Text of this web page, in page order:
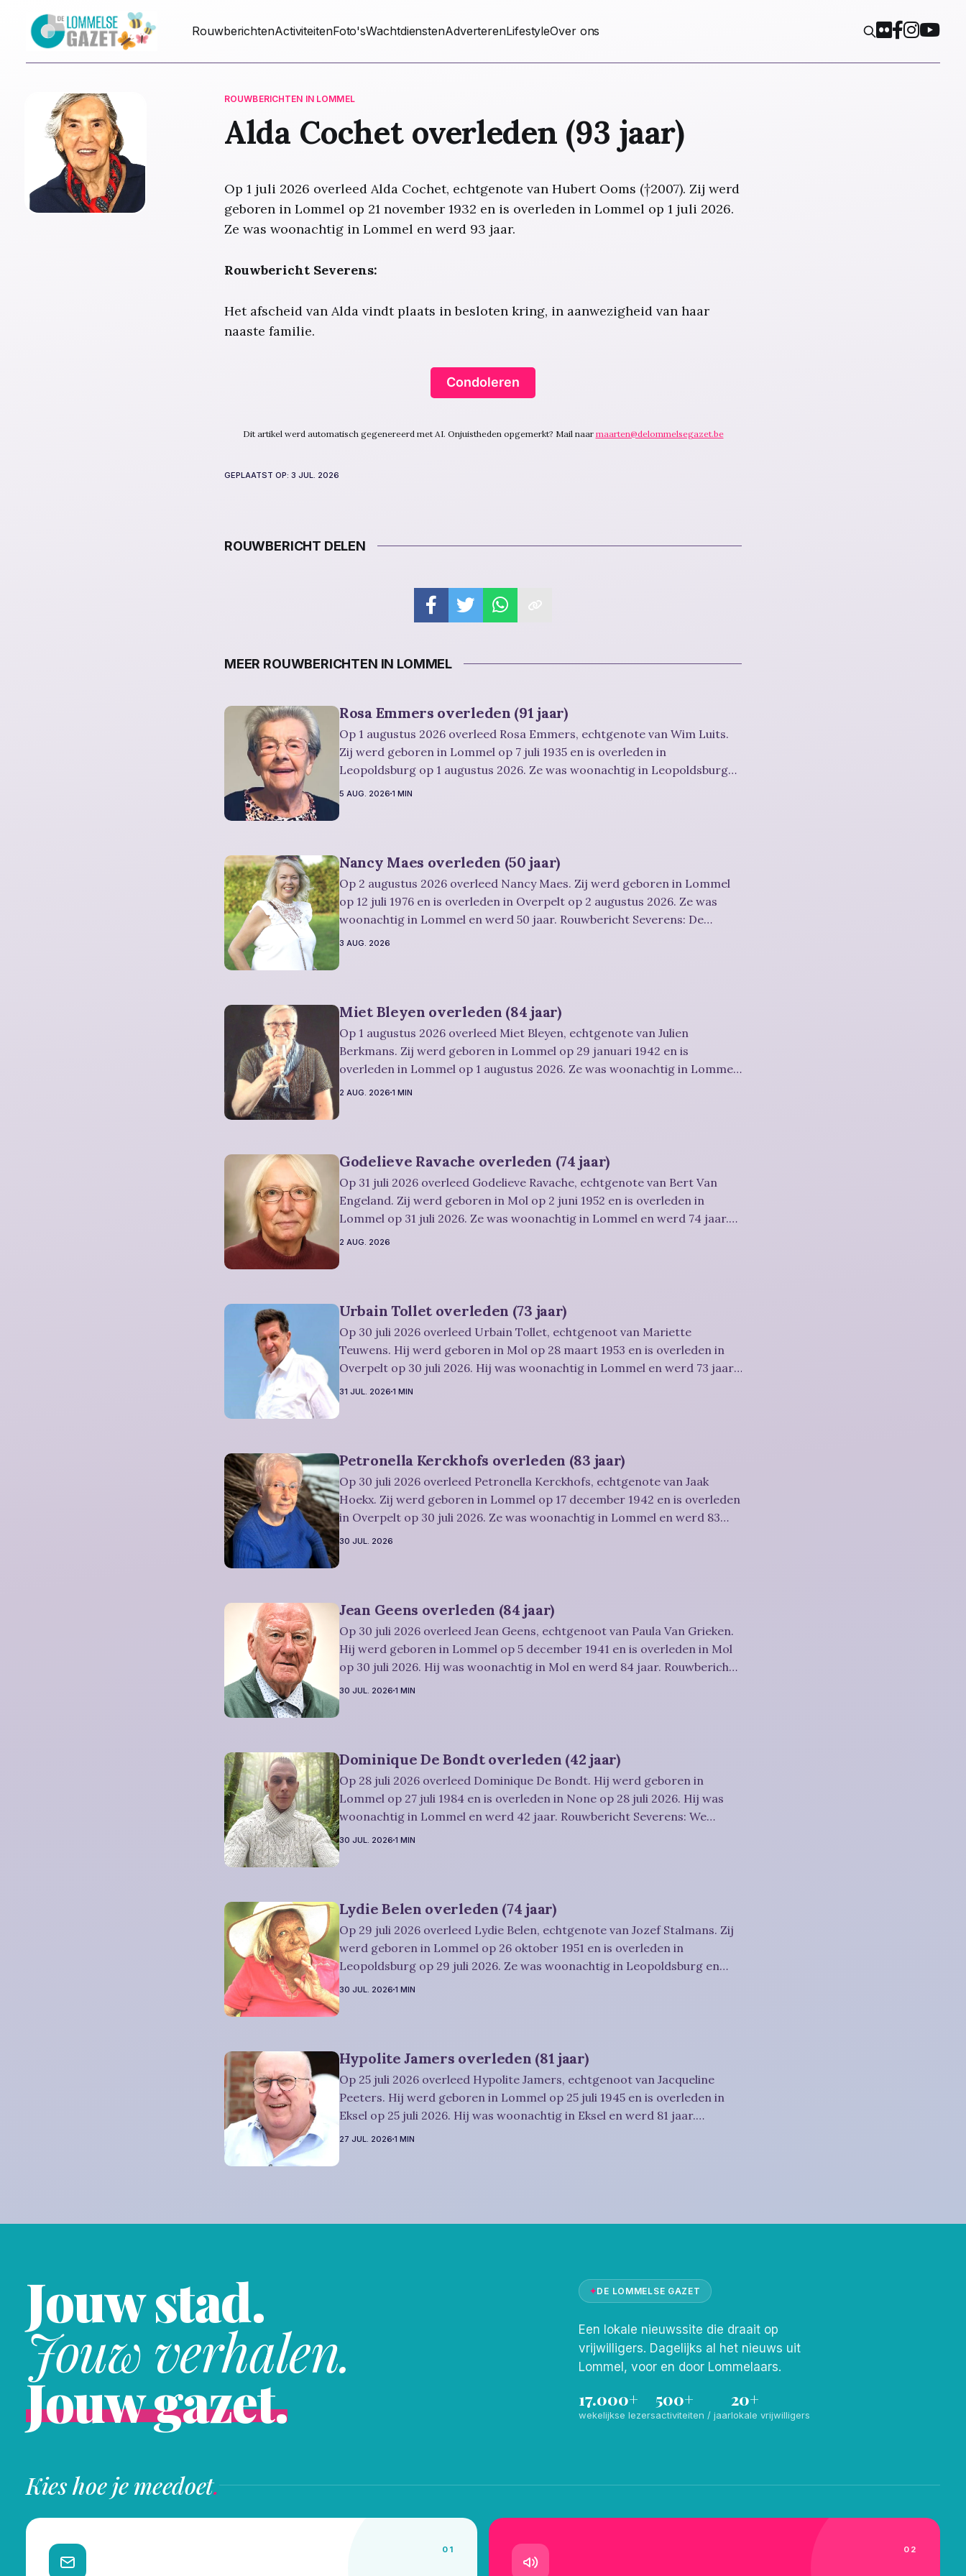
RouwberichtenActiviteitenFoto'sWachtdienstenAdverterenLifestyleOver ons
ROUWBERICHTEN IN LOMMEL
Alda Cochet overleden (93 jaar)
Op 1 juli 2026 overleed Alda Cochet, echtgenote van Hubert Ooms (†2007). Zij werd
geboren in Lommel op 21 november 1932 en is overleden in Lommel op 1 juli 2026.
Ze was woonachtig in Lommel en werd 93 jaar.
Rouwbericht Severens:
Het afscheid van Alda vindt plaats in besloten kring, in aanwezigheid van haar
naaste familie.
Condoleren
Dit artikel werd automatisch gegenereerd met AI. Onjuistheden opgemerkt? Mail naar maarten@delommelsegazet.be
GEPLAATST OP: 3 JUL. 2026
ROUWBERICHT DELEN
MEER ROUWBERICHTEN IN LOMMEL
Rosa Emmers overleden (91 jaar)
Op 1 augustus 2026 overleed Rosa Emmers, echtgenote van Wim Luits.
Zij werd geboren in Lommel op 7 juli 1935 en is overleden in
Leopoldsburg op 1 augustus 2026. Ze was woonachtig in Leopoldsburg
en werd 91 jaar. Rouwbericht Severens: De afscheidsplechtigheid van
5 AUG. 2026 1 MIN
Nancy Maes overleden (50 jaar)
Op 2 augustus 2026 overleed Nancy Maes. Zij werd geboren in Lommel
op 12 juli 1976 en is overleden in Overpelt op 2 augustus 2026. Ze was
woonachtig in Lommel en werd 50 jaar. Rouwbericht Severens: De
afscheidsplechtigheid vindt plaats in besloten kring. Er is gelegenheid om
3 AUG. 2026
Miet Bleyen overleden (84 jaar)
Op 1 augustus 2026 overleed Miet Bleyen, echtgenote van Julien
Berkmans. Zij werd geboren in Lommel op 29 januari 1942 en is
overleden in Lommel op 1 augustus 2026. Ze was woonachtig in Lommel
en werd 84 jaar. Rouwbericht Severens: De uitvaartdienst zal in besloten
2 AUG. 2026 1 MIN
Godelieve Ravache overleden (74 jaar)
Op 31 juli 2026 overleed Godelieve Ravache, echtgenote van Bert Van
Engeland. Zij werd geboren in Mol op 2 juni 1952 en is overleden in
Lommel op 31 juli 2026. Ze was woonachtig in Lommel en werd 74 jaar.
Rouwbericht Severens: De afscheidsviering heeft plaats in besloten kring.
2 AUG. 2026
Urbain Tollet overleden (73 jaar)
Op 30 juli 2026 overleed Urbain Tollet, echtgenoot van Mariette
Teuwens. Hij werd geboren in Mol op 28 maart 1953 en is overleden in
Overpelt op 30 juli 2026. Hij was woonachtig in Lommel en werd 73 jaar.
Rouwbericht Severens: De afscheidsviering van Urbain waarop u
31 JUL. 2026 1 MIN
Petronella Kerckhofs overleden (83 jaar)
Op 30 juli 2026 overleed Petronella Kerckhofs, echtgenote van Jaak
Hoekx. Zij werd geboren in Lommel op 17 december 1942 en is overleden
in Overpelt op 30 juli 2026. Ze was woonachtig in Lommel en werd 83
jaar. Rouwbericht Severens: De afscheidsplechtígheid van Irène zal
30 JUL. 2026
Jean Geens overleden (84 jaar)
Op 30 juli 2026 overleed Jean Geens, echtgenoot van Paula Van Grieken.
Hij werd geboren in Lommel op 5 december 1941 en is overleden in Mol
op 30 juli 2026. Hij was woonachtig in Mol en werd 84 jaar. Rouwbericht
Dries-Hulsmans: Plechtigheid: U wordt vriendelijk uitgenodigd om
30 JUL. 2026 1 MIN
Dominique De Bondt overleden (42 jaar)
Op 28 juli 2026 overleed Dominique De Bondt. Hij werd geboren in
Lommel op 27 juli 1984 en is overleden in None op 28 juli 2026. Hij was
woonachtig in Lommel en werd 42 jaar. Rouwbericht Severens: We
nemen afscheid van Dominique tijdens een intieme plechtigheid,
30 JUL. 2026 1 MIN
Lydie Belen overleden (74 jaar)
Op 29 juli 2026 overleed Lydie Belen, echtgenote van Jozef Stalmans. Zij
werd geboren in Lommel op 26 oktober 1951 en is overleden in
Leopoldsburg op 29 juli 2026. Ze was woonachtig in Leopoldsburg en
werd 74 jaar. Rouwbericht Dries-Hulsmans: Het afscheid, waartoe u
30 JUL. 2026 1 MIN
Hypolite Jamers overleden (81 jaar)
Op 25 juli 2026 overleed Hypolite Jamers, echtgenoot van Jacqueline
Peeters. Hij werd geboren in Lommel op 25 juli 1945 en is overleden in
Eksel op 25 juli 2026. Hij was woonachtig in Eksel en werd 81 jaar.
Rouwbericht Witters: Wij nemen in intieme kring afscheid van Hypolite,
27 JUL. 2026 1 MIN
Jouw stad.
Jouw verhalen.
Jouw gazet.
✦DE LOMMELSE GAZET
Een lokale nieuwssite die draait op
vrijwilligers. Dagelijks al het nieuws uit
Lommel, voor en door Lommelaars.
17.000+
wekelijkse lezers
500+
activiteiten / jaar
20+
lokale vrijwilligers
Kies hoe je meedoet.
01 02